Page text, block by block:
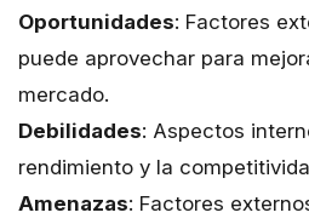
Oportunidades: Factores
puede aprovechar para
mercado.
Debilidades: Aspectos
rendimiento y la
Amenazas: Factores